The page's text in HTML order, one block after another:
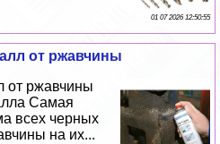
01 07 2026 12:50:55
от ржавчины
от ржавчины
Самая
всех черных
на их...